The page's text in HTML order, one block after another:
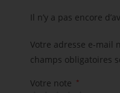
Il n’y a pas encore
Votre adresse e-mail
champs obligatoires
Votre note *